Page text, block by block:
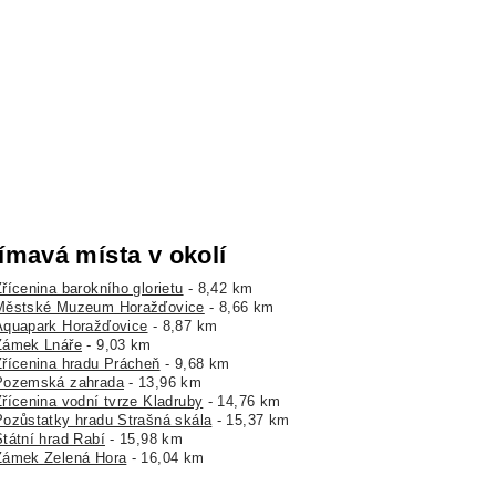
místa v okolí
barokního glorietu - 8,42 km
Muzeum Horažďovice - 8,66 km
Horažďovice - 8,87 km
Lnáře - 9,03 km
hradu Prácheň - 9,68 km
zahrada- 13,96 km
vodní tvrze Kladruby - 14,76 km
hradu Strašná skála- 15,37 km
hrad Rabí- 15,98 km
Zelená Hora- 16,04 km